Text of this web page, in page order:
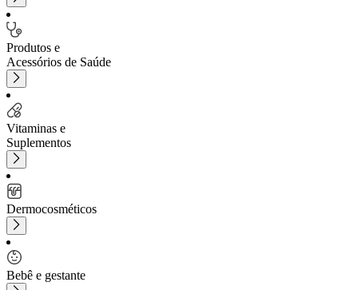
Produtos e
Acessórios de Saúde
Vitaminas e
Suplementos
Dermocosméticos
Bebê e gestante